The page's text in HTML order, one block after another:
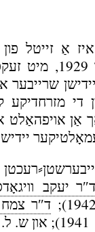
אַ זייטל פון
אָקטאָבער
שרייבער
די
נאָך אַן
ד″ר יעקב
ד″ר